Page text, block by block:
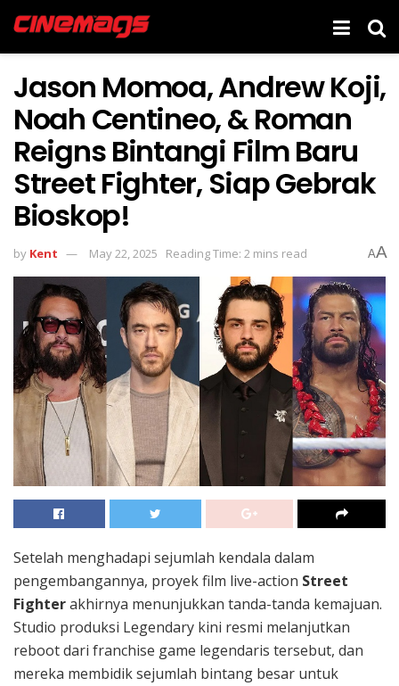
Jason Momoa, Andrew Koji,
Noah Centineo, & Roman
Reigns Bintangi Film Baru
Street Fighter, Siap Gebrak
Bioskop!
by Kent May 22, 2025 Reading Time: 2 mins read AA
Setelah menghadapi sejumlah kendala dalam
pengembangannya, proyek film live-action Street
Fighterakhirnya menunjukkan tanda-tanda kemajuan.
Studio produksi Legendary kini resmi melanjutkan
reboot dari franchise game legendaris tersebut, dan
mereka membidik sejumlah bintang besar untuk